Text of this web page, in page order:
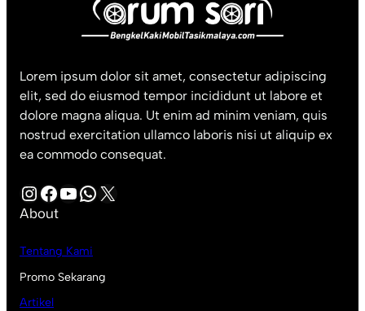
Lorem ipsum dolor sit amet, consectetur adipiscing
elit, sed do eiusmod tempor incididunt ut labore et
dolore magna aliqua. Ut enim ad minim veniam, quis
nostrud exercitation ullamco laboris nisi ut aliquip ex
ea commodo consequat.
InstagramFacebook YouTube WhatsApp X
About
Tentang Kami
Promo Sekarang
Artikel